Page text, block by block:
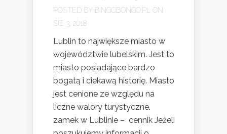
POSTED BY BINGOBONGO.PL
ON
SIE 3, 2018
Lublin to największe miasto w
województwie lubelskim. Jest to
miasto posiadające bardzo
bogatą i ciekawą historię. Miasto
jest cenione ze względu na
liczne walory turystyczne.
zamek w Lublinie – cennik Jeżeli